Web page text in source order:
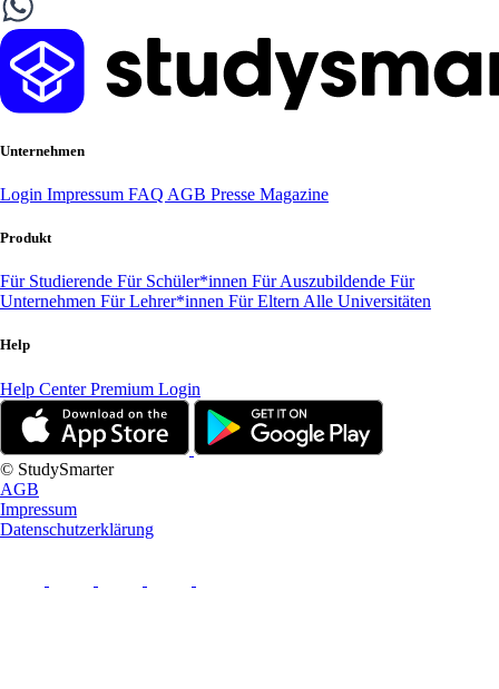
Unternehmen
Login Impressum FAQ AGB Presse Magazine
Produkt
Für Studierende Für Schüler*innen Für Auszubildende Für
Unternehmen Für Lehrer*innen Für Eltern Alle Universitäten
Help
Help CenterPremium Login
© StudySmarter
AGB
Impressum
Datenschutzerklärung